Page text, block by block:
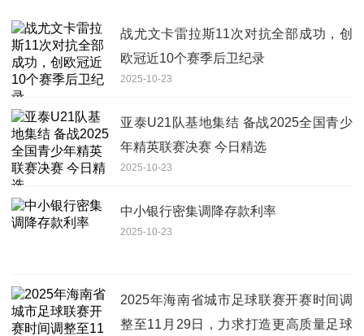
战尤文卡雷拉斯11次对抗全部成功，创
欧冠近10个赛季后卫纪录
2025-10-23
亚泰U21队基地集结 备战2025全国青少
年精英联赛决赛 今日精选
2025-10-23
中小银行密集调降存款利率
2025-10-23
2025年海南省城市足球联赛开赛时间调
整至11月29日，力求打造更高质量足球